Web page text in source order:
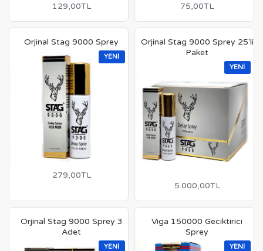
129,00TL 75,00TL
Orjinal Stag 9000 Sprey
YENI
279,00TL
Orjinal Stag 9000 Sprey 25'li
Paket
YENI
5.000,00TL
Orjinal Stag 9000 Sprey 3
Adet
YENI
Viga 150000 Geciktirici
Sprey
YENI